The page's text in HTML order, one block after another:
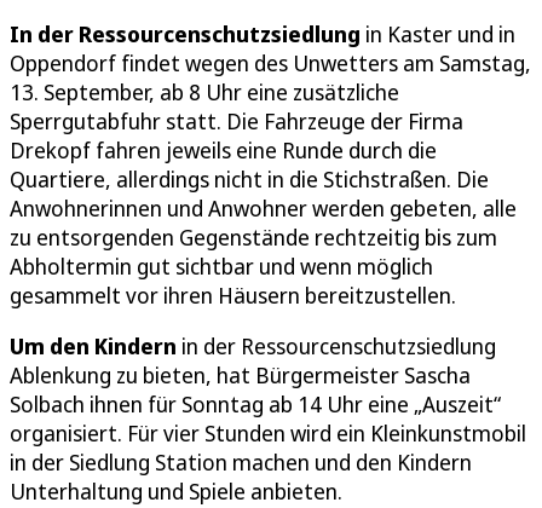
In der Ressourcenschutzsiedlung in Kaster und in
Oppendorf findet wegen des Unwetters am Samstag,
13. September, ab 8 Uhr eine zusätzliche
Sperrgutabfuhr statt. Die Fahrzeuge der Firma
Drekopf fahren jeweils eine Runde durch die
Quartiere, allerdings nicht in die Stichstraßen. Die
Anwohnerinnen und Anwohner werden gebeten, alle
zu entsorgenden Gegenstände rechtzeitig bis zum
Abholtermin gut sichtbar und wenn möglich
gesammelt vor ihren Häusern bereitzustellen.
Um den Kindern in der Ressourcenschutzsiedlung
Ablenkung zu bieten, hat Bürgermeister Sascha
Solbach ihnen für Sonntag ab 14 Uhr eine „Auszeit“
organisiert. Für vier Stunden wird ein Kleinkunstmobil
in der Siedlung Station machen und den Kindern
Unterhaltung und Spiele anbieten.